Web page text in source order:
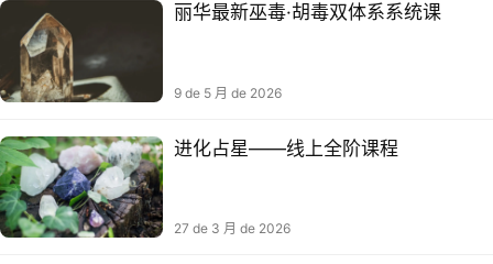
丽华最新巫毒·胡毒双体系系统课
9 de 5 月 de 2026
进化占星——线上全阶课程
27 de 3 月 de 2026